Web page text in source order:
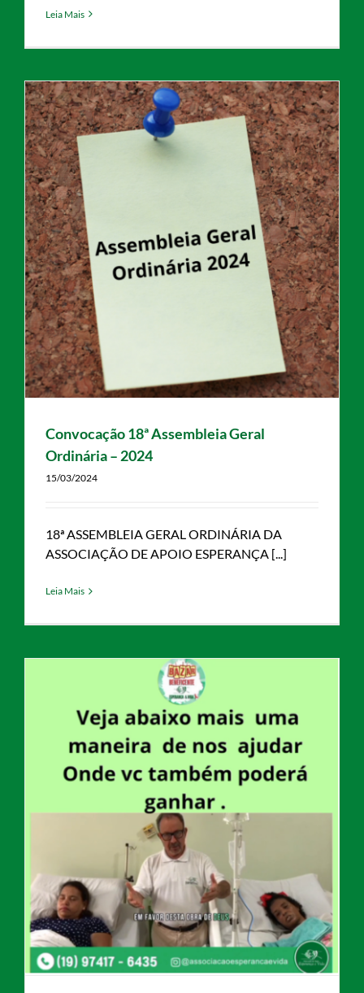
Leia Mais
Convocação 18ª Assembleia Geral
Ordinária – 2024
15/03/2024
18ª ASSEMBLEIA GERAL ORDINÁRIA DA
ASSOCIAÇÃO DE APOIO ESPERANÇA [...]
Leia Mais